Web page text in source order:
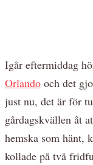
Igår eftermiddag
Orlando och det
just nu, det är för
gårdagskvällen åt
hemska som hänt,
kollade på två